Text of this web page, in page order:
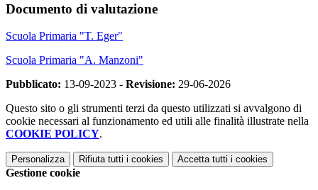
Documento di valutazione
Scuola Primaria "T. Eger"
Scuola Primaria "A. Manzoni"
Pubblicato: 13-09-2023 - Revisione: 29-06-2026
Questo sito o gli strumenti terzi da questo utilizzati si avvalgono di
cookie necessari al funzionamento ed utili alle finalità illustrate nella
COOKIE POLICY.
Personalizza Rifiuta tutti i cookies Accetta tutti i cookies
Gestione cookie